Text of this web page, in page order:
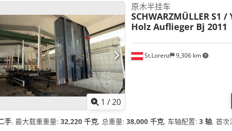
1 /20
St.Lorenz 9,306 km
原木半挂车
SCHWARZMÜLLERS1 /
Holz Auflieger Bj 2011
手, 最大载重重量: 32,220 千克, 总重量: 38,000 千克, 车轴配置: 3 轴, 首次